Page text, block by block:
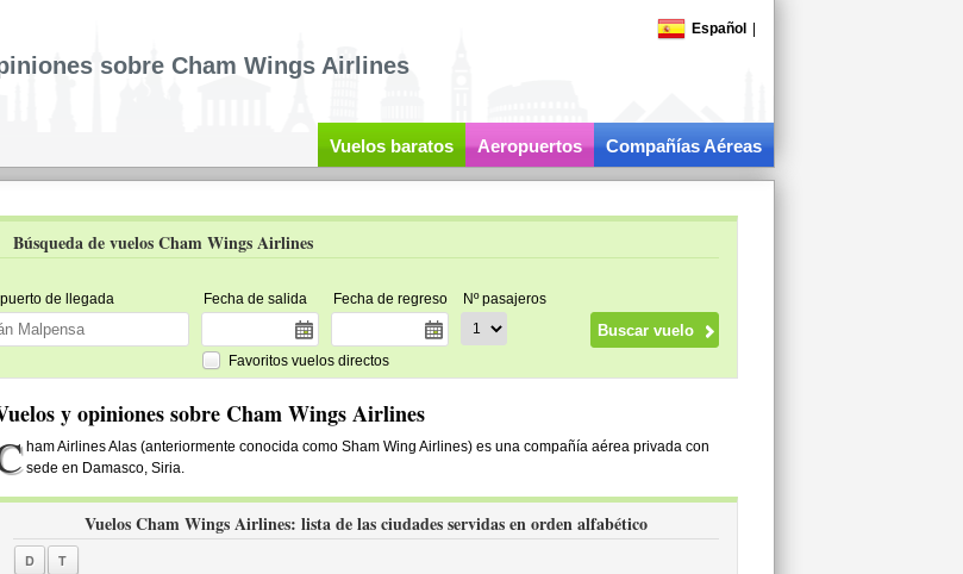
Español
sobre Cham Wings Airlines
Vuelos baratos Aeropuertos Compañías Aéreas
Búsqueda de vuelos Cham Wings Airlines
de llegada Fecha de salida Fecha de regreso Nº pasajeros
Favoritos vuelos directos
y opiniones sobre Cham Wings Airlines
ham Airlines Alas (anteriormente conocida como Sham Wing Airlines) es una compañía aérea privada con
sede en Damasco, Siria.
Vuelos Cham Wings Airlines: lista de las ciudades servidas en orden alfabético
D T